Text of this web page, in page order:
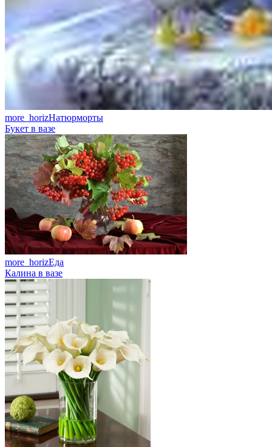
more_horizНатюрморты
Букет в вазе
more_horizЕда
Калина в вазе